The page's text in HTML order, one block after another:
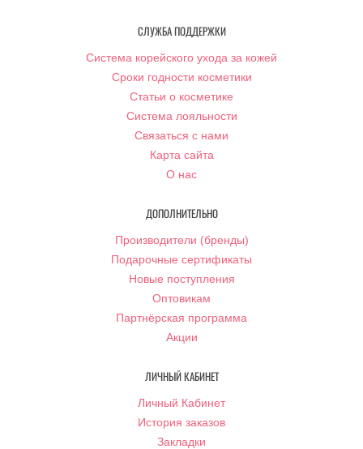
СЛУЖБА ПОДДЕРЖКИ
Система корейского ухода за кожей
Сроки годности косметики
Статьи о косметике
Система лояльности
Связаться с нами
Карта сайта
О нас
ДОПОЛНИТЕЛЬНО
Производители (бренды)
Подарочные сертификаты
Новые поступления
Оптовикам
Партнёрская программа
Акции
ЛИЧНЫЙ КАБИНЕТ
Личный Кабинет
История заказов
Закладки